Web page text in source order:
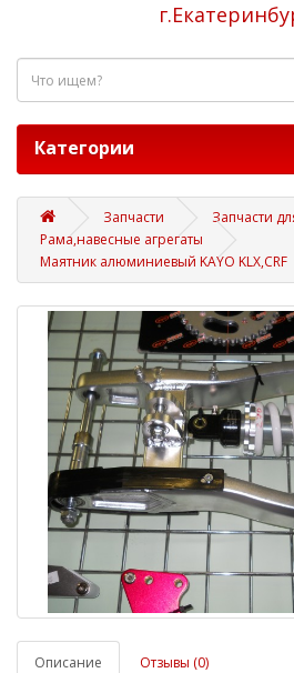
Категории
Запчасти
Запчасти
Рама,навесные агрегаты
Маятник алюминиевый KAYO KLX,CRF
Описание Отзывы (0)